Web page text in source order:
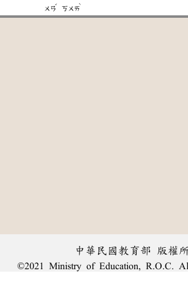
ㄨㄢ
ˇ
ㄎㄨㄞ
ˋ
中華民國教育部 版權
©2021 Ministry of Education, R.O.C.